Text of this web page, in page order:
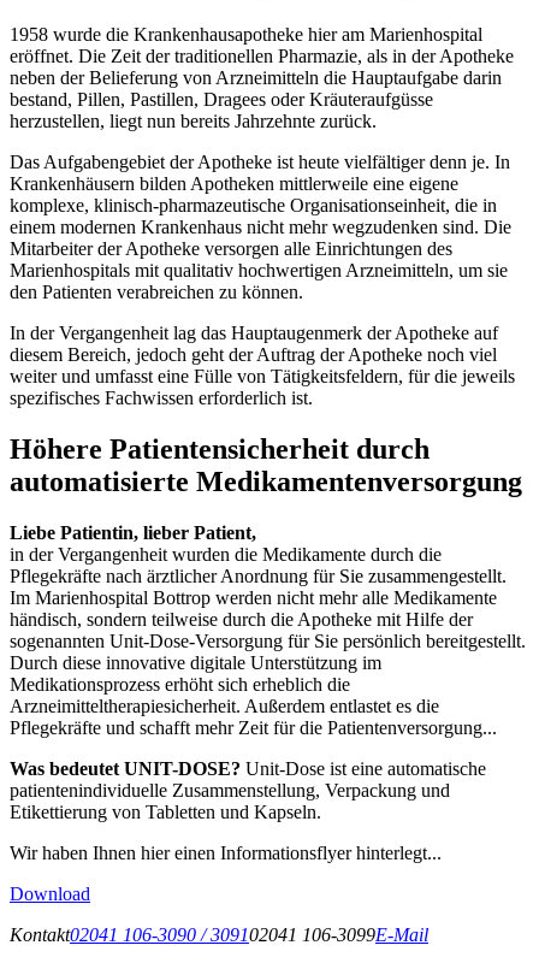
1958 wurde die Krankenhausapotheke hier am Marienhospital
eröffnet. Die Zeit der traditionellen Pharmazie, als in der Apotheke
neben der Belieferung von Arzneimitteln die Hauptaufgabe darin
bestand, Pillen, Pastillen, Dragees oder Kräuteraufgüsse
herzustellen, liegt nun bereits Jahrzehnte zurück.
Das Aufgabengebiet der Apotheke ist heute vielfältiger denn je. In
Krankenhäusern bilden Apotheken mittlerweile eine eigene
komplexe, klinisch-pharmazeutische Organisationseinheit, die in
einem modernen Krankenhaus nicht mehr wegzudenken sind. Die
Mitarbeiter der Apotheke versorgen alle Einrichtungen des
Marienhospitals mit qualitativ hochwertigen Arzneimitteln, um sie
den Patienten verabreichen zu können.
In der Vergangenheit lag das Hauptaugenmerk der Apotheke auf
diesem Bereich, jedoch geht der Auftrag der Apotheke noch viel
weiter und umfasst eine Fülle von Tätigkeitsfeldern, für die jeweils
spezifisches Fachwissen erforderlich ist.
Höhere Patientensicherheit durch
automatisierte Medikamentenversorgung​
Liebe Patientin, lieber Patient,
in der Vergangenheit wurden die Medikamente durch die
Pflegekräfte nach ärztlicher Anordnung für Sie zusammengestellt.
Im Marienhospital Bottrop werden nicht mehr alle Medikamente
händisch, sondern teilweise durch die Apotheke mit Hilfe der
sogenannten Unit-Dose-Versorgung für Sie persönlich bereitgestellt.
Durch diese innovative digitale Unterstützung im
Medikationsprozess erhöht sich erheblich die
Arzneimitteltherapiesicherheit. Außerdem entlastet es die
Pflegekräfte und schafft mehr Zeit für die Patientenversorgung...
Was bedeutet UNIT-DOSE? Unit-Dose ist eine automatische
patientenindividuelle Zusammenstellung, Verpackung und
Etikettierung von Tabletten und Kapseln.
Wir haben Ihnen hier einen Informationsflyer hinterlegt...
Download
Kontakt02041 106-3090 / 309102041 106-3099E-Mail